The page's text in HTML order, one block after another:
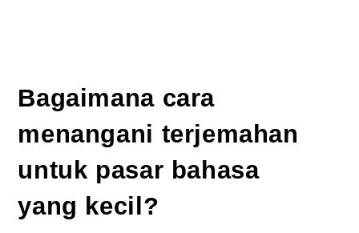
Bagaimana cara
menangani terjemahan
untuk pasar bahasa
yang kecil?